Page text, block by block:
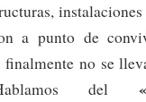
a punto de
finalmente no se
del